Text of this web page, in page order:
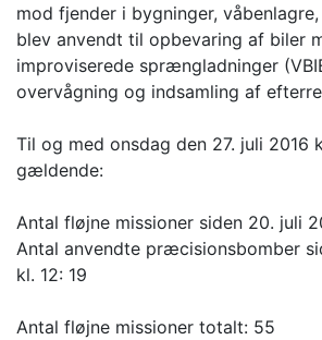
mod fjender i bygninger,
blev anvendt til opbevaring af biler
improviserede sprængladninger
overvågning og indsamling af
Til og med onsdag den 27. juli 2016
gældende:
Antal fløjne missioner siden 20. juli
Antal anvendte præcisionsbomber
kl. 12: 19
Antal fløjne missioner totalt: 55